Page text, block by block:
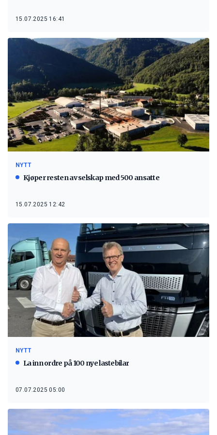
15.07.2025 16:41
NYTT
Kjøper resten av selskap med 500 ansatte
15.07.2025 12:42
NYTT
La inn ordre på 100 nye lastebilar
07.07.2025 05:00